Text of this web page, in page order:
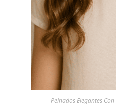
Peinados Elegantes